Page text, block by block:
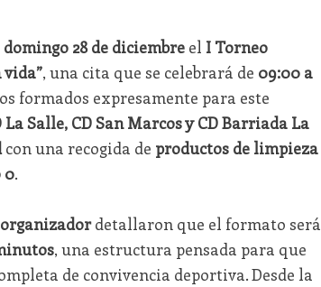
domingo 28 de diciembreel I Torneo
, una cita que se celebrará de 09:00 a
formados expresamente para este
La Salle, CD San Marcos y CD Barriada La
con una recogida de productos de limpieza
0.
detallaron que el formato será
, una estructura pensada para que
de convivencia deportiva. Desde la